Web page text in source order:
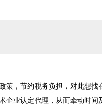
策，节约税务负担，对此想
企业认定代理，从而牵动时间